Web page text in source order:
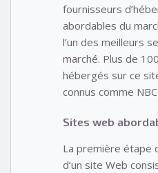
fournisseurs
abordables du
l’un des meilleurs
marché. Plus de
hébergés sur ce
connus comme
Sites web
La première étape
d’un site Web